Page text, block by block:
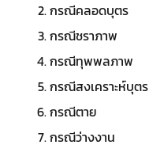
กรณีคลอดบุตร
กรณีชราภาพ
กรณีทุพพลภาพ
กรณีสงเคราะห์บุตร
กรณีตาย
กรณีว่างงาน